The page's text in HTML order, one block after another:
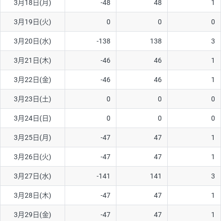
3月18日(月) -48 48 1
3月19日(火) 0 0 0
3月20日(水) -138 138 3
3月21日(木) -46 46 1
3月22日(金) -46 46 1
3月23日(土) 0 0 0
3月24日(日) 0 0 0
3月25日(月) -47 47 1
3月26日(火) -47 47 1
3月27日(水) -141 141 3
3月28日(木) -47 47 1
3月29日(金) -47 47 1